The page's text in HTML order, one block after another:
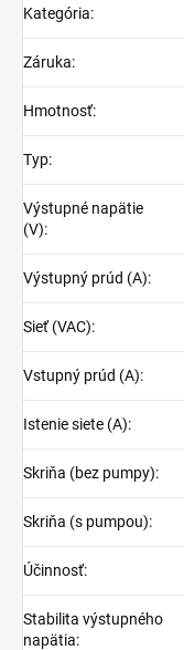
Kategória:
Záruka:
Hmotnosť:
Typ:
Výstupné napätie
(V):
Výstupný prúd (A):
Sieť (VAC):
Vstupný prúd (A):
Istenie siete (A):
Skriňa (bez pumpy):
Skriňa (s pumpou):
Účinnosť:
Stabilita výstupného
napätia: